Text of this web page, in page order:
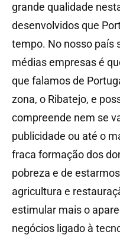
grande qualidade
desenvolvidos que
tempo. No nosso país
médias empresas é
que falamos de
zona, o Ribatejo, e
compreende nem se
publicidade ou até o
fraca formação dos
pobreza e de
agricultura e
estimular mais o
negócios ligado à